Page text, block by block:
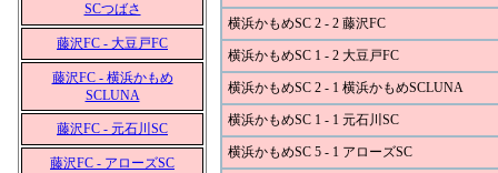
SCつばさ
藤沢FC - 大豆戸FC
藤沢FC - 横浜かもめ
SCLUNA
藤沢FC - 元石川SC
藤沢FC - アローズSC
横浜かもめSC 2 - 2 藤沢FC
横浜かもめSC 1 - 2 大豆戸FC
横浜かもめSC 2 - 1 横浜かもめSCLUNA
横浜かもめSC 1 - 1 元石川SC
横浜かもめSC 5 - 1 アローズSC